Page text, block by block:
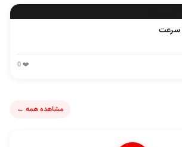
سرعت
❤️ 0
مشاهده همه ←